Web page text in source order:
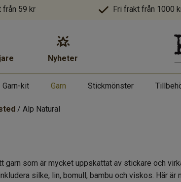
från 59 kr Fri frakt från 1000
Nyheter
Garn-kit Garn Stickmönster
/ Alp Natural
garn som är mycket uppskattat av stickare och
silke, lin, bomull, bambu och viskos. Här